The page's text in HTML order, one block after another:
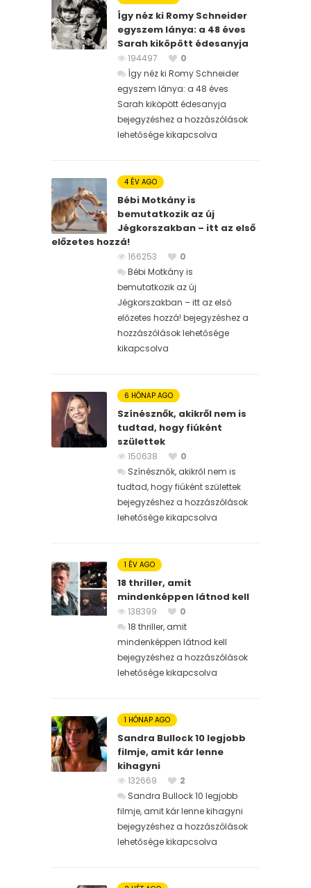
Így néz ki Romy Schneider
egyszem lánya: a 48 éves
Sarah kiköpött édesanyja
194497
0
Így néz ki Romy Schneider
egyszem lánya: a 48 éves
Sarah kiköpött édesanyja
bejegyzéshez a hozzászólások
lehetősége kikapcsolva
4 ÉV AGO
Bébi Motkány is
bemutatkozik az új
Jégkorszakban – itt az első
előzetes hozzá!
166253
0
Bébi Motkány is
bemutatkozik az új
Jégkorszakban – itt az első
előzetes hozzá! bejegyzéshez a
hozzászólások lehetősége
kikapcsolva
6 HÓNAP AGO
Színésznők, akikről nem is
tudtad, hogy fiúként
születtek
150638
0
Színésznők, akikről nem is
tudtad, hogy fiúként születtek
bejegyzéshez a hozzászólások
lehetősége kikapcsolva
1 ÉV AGO
18 thriller, amit
mindenképpen látnod kell
138399
0
18 thriller, amit
mindenképpen látnod kell
bejegyzéshez a hozzászólások
lehetősége kikapcsolva
1 HÓNAP AGO
Sandra Bullock 10 legjobb
filmje, amit kár lenne
kihagyni
132669
2
Sandra Bullock 10 legjobb
filmje, amit kár lenne kihagyni
bejegyzéshez a hozzászólások
lehetősége kikapcsolva